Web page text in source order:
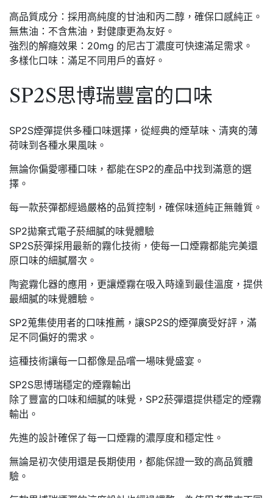
高品質成分：採用高純度的甘油和丙二醇，確保口感純正。
無焦油：不含焦油，對健康更為友好。
強烈的解癮效果：20mg 的尼古丁濃度可快速滿足需求。
多樣化口味：滿足不同用戶的喜好。
SP2S思博瑞豐富的口味
SP2S煙彈提供多種口味選擇，從經典的煙草味、清爽的薄
荷味到各種水果風味。
無論你偏愛哪種口味，都能在SP2的產品中找到滿意的選
擇。
每一款菸彈都經過嚴格的品質控制，確保味道純正無雜質。
SP2拋棄式電子菸細膩的味覺體驗
SP2S菸彈採用最新的霧化技術，使每一口煙霧都能完美還
原口味的細膩層次。
陶瓷霧化器的應用，更讓煙霧在吸入時達到最佳溫度，提供
最細膩的味覺體驗。
SP2蒐集使用者的口味推薦，讓SP2S的煙彈廣受好評，滿
足不同偏好的需求。
這種技術讓每一口都像是品嚐一場味覺盛宴。
SP2S思博瑞穩定的煙霧輸出
除了豐富的口味和細膩的味覺，SP2菸彈還提供穩定的煙霧
輸出。
先進的設計確保了每一口煙霧的濃厚度和穩定性。
無論是初次使用還是長期使用，都能保證一致的高品質體
驗。